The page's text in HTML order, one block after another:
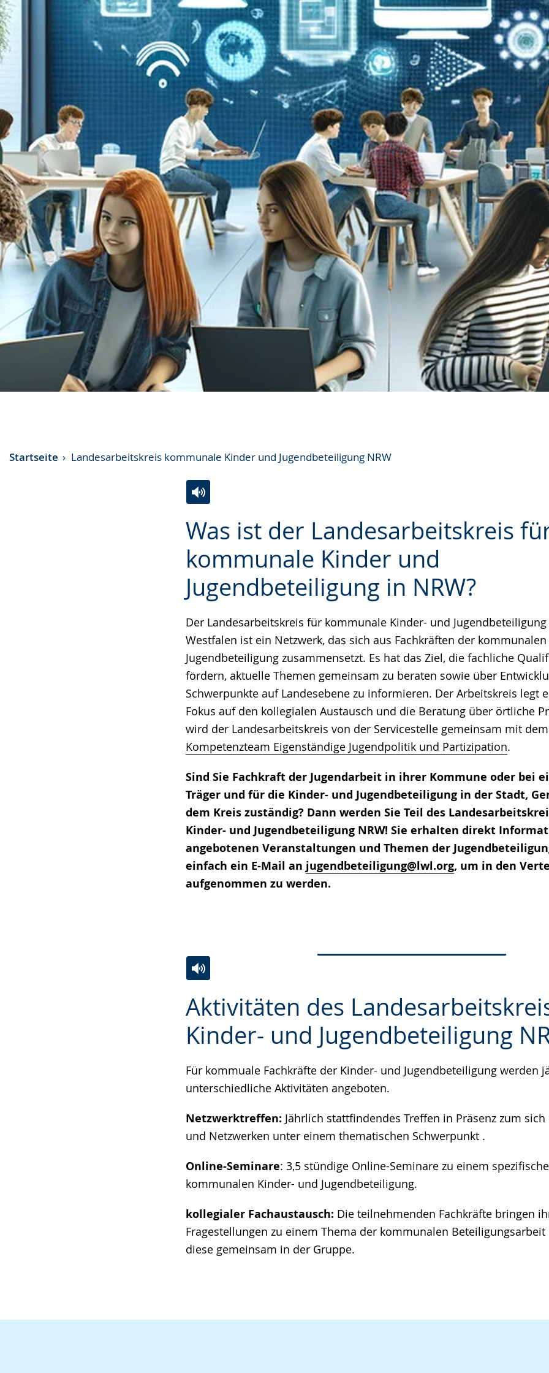
Startseite Landesarbeitskreis kommunale Kinder und Jugendbeteiligung NRW
Was ist der Landesarbeitskreis
kommunale Kinder und
Jugendbeteiligung in NRW?
Der Landesarbeitskreis für kommunale Kinder- und
Westfalen ist ein Netzwerk, das sich aus Fachkräften der
Jugendbeteiligung zusammensetzt. Es hat das Ziel, die fachliche
fördern, aktuelle Themen gemeinsam zu beraten sowie über
Schwerpunkte auf Landesebene zu informieren. Der Arbeitskreis legt
Fokus auf den kollegialen Austausch und die Beratung über örtliche
wird der Landesarbeitskreis von der Servicestelle gemeinsam mit
Kompetenzteam Eigenständige Jugendpolitik und Partizipation.
Sind Sie Fachkraft der Jugendarbeit in ihrer Kommune oder bei
Träger und für die Kinder- und Jugendbeteiligung in der Stadt,
dem Kreis zuständig? Dann werden Sie Teil des
Kinder- und Jugendbeteiligung NRW! Sie erhalten direkt
angebotenen Veranstaltungen und Themen der
einfach ein E-Mail an jugendbeteiligung@lwl.org, um in den
aufgenommen zu werden.
Leichten
Sprache
wechseln.
Audio-
Unterstützung.
Video
in
Deutscher
Gebärdensprache
wird
angezeigt.
Aktivitäten des
Kinder- und Jugendbeteiligung
Für kommuale Fachkräfte der Kinder- und Jugendbeteiligung werden
unterschiedliche Aktivitäten angeboten.
Netzwerktreffen: Jährlich stattfindendes Treffen in Präsenz zum
und Netzwerken unter einem thematischen Schwerpunkt .
Online-Seminare: 3,5 stündige Online-Seminare zu einem
kommunalen Kinder- und Jugendbeteiligung.
kollegialer Fachaustausch: Die teilnehmenden Fachkräfte bringen
Fragestellungen zu einem Thema der kommunalen
diese gemeinsam in der Gruppe.
Leichten
Sprache
wechseln.
Audio-
Unterstützung.
Video
in
Deutscher
wird
angezeigt.